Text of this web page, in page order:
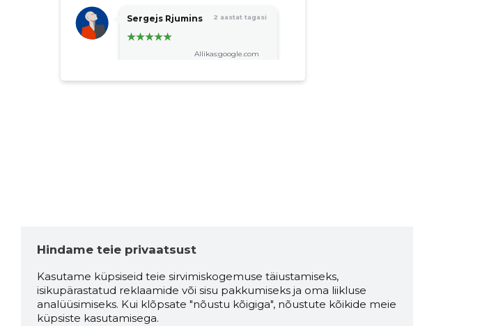
Sergejs Rjumins 2 aastat tagasi
Allikas:google.com
Hea koht lõõgastumiseks
sõpradega.
Allikas:google.com
Hindame teie privaatsust
Kasutame küpsiseid teie sirvimiskogemuse täiustamiseks,
isikupärastatud reklaamide või sisu pakkumiseks ja oma liikluse
analüüsimiseks. Kui klõpsate "nõustu kõigiga", nõustute kõikide meie
küpsiste kasutamisega.